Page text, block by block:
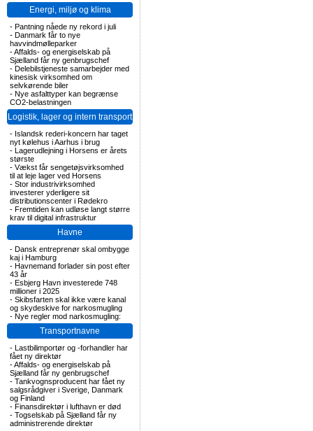
Energi, miljø og klima
- Pantning nåede ny rekord i juli
- Danmark får to nye
havvindmølleparker
-Affalds- og energiselskab på
Sjælland får ny genbrugschef
- Delebilstjeneste samarbejder med
kinesisk virksomhed om
selvkørende biler
- Nye asfalttyper kan begrænse
CO2-belastningen
Logistik, lager og intern transport
- Islandsk rederi-koncern har taget
nyt kølehus i Aarhus i brug
- Lagerudlejning i Horsens er årets
største
- Vækst får sengetøjsvirksomhed
til at leje lager ved Horsens
- Stor industrivirksomhed
investerer yderligere sit
distributionscenter i Rødekro
- Fremtiden kan udløse langt større
krav til digital infrastruktur
Havne
- Dansk entreprenør skal ombygge
kaj i Hamburg
- Havnemand forlader sin post efter
43 år
- Esbjerg Havn investerede 748
millioner i 2025
- Skibsfarten skal ikke være kanal
og skydeskive for narkosmugling
- Nye regler mod narkosmugling:
Transportnavne
- Lastbilimportør og -forhandler har
fået ny direktør
-Affalds- og energiselskab på
Sjælland får ny genbrugschef
- Tankvognsproducent har fået ny
salgsrådgiver i Sverige, Danmark
og Finland
- Finansdirektør i lufthavn er død
- Togselskab på Sjælland får ny
administrerende direktør